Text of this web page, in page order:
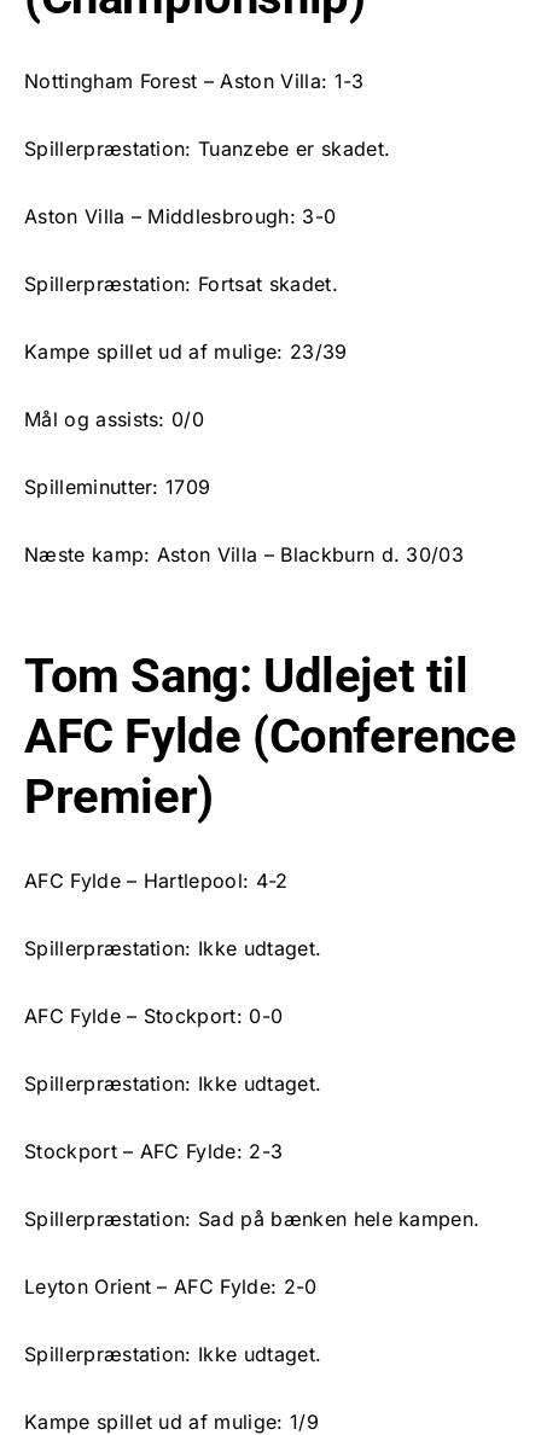
Nottingham Forest – Aston Villa: 1-3
Spillerpræstation: Tuanzebe er skadet.
Aston Villa – Middlesbrough: 3-0
Spillerpræstation: Fortsat skadet.
Kampe spillet ud af mulige: 23/39
Mål og assists: 0/0
Spilleminutter: 1709
Næste kamp: Aston Villa – Blackburn d. 30/03
Tom Sang: Udlejet til
AFC Fylde (Conference
Premier)
AFC Fylde – Hartlepool: 4-2
Spillerpræstation: Ikke udtaget.
AFC Fylde – Stockport: 0-0
Spillerpræstation: Ikke udtaget.
Stockport – AFC Fylde: 2-3
Spillerpræstation: Sad på bænken hele kampen.
Leyton Orient – AFC Fylde: 2-0
Spillerpræstation: Ikke udtaget.
Kampe spillet ud af mulige: 1/9